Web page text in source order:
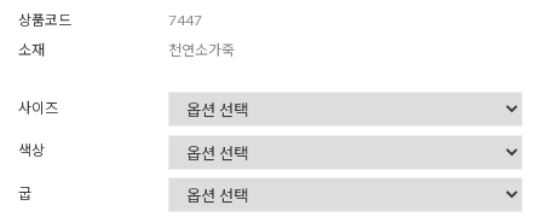
상품코드
7447
소재
천연소가죽
사이즈
색상
굽